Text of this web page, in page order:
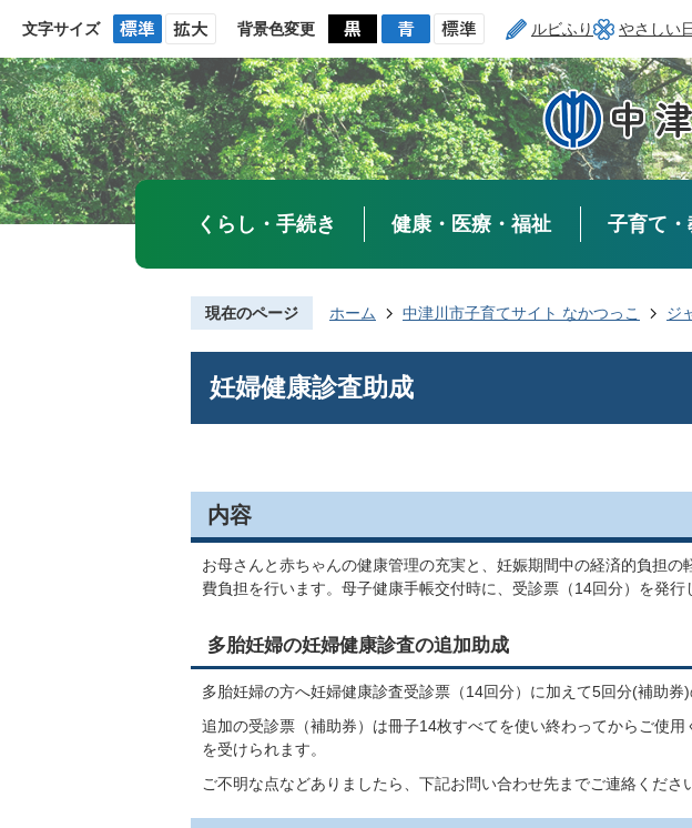
文字サイズ 背景色変更 ルビふり やさしい
くらし・手続き 健康・医療・福祉 子育て・
現在のページ ホーム 中津川市子育てサイト なかつっこ ジ
妊婦健康診査助成
内容
お母さんと赤ちゃんの健康管理の充実と、妊娠期間中の経済的負担
費負担を行います。母子健康手帳交付時に、受診票（14回分）を発行
多胎妊婦の妊婦健康診査の追加助成
多胎妊婦の方へ妊婦健康診査受診票（14回分）に加えて5回分(補助券)
追加の受診票（補助券）は冊子14枚すべてを使い終わってからご使用
を受けられます。
ご不明な点などありましたら、下記お問い合わせ先までご連絡くださ